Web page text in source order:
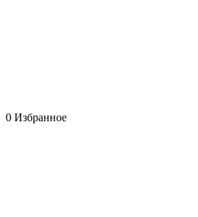
0 Избранное